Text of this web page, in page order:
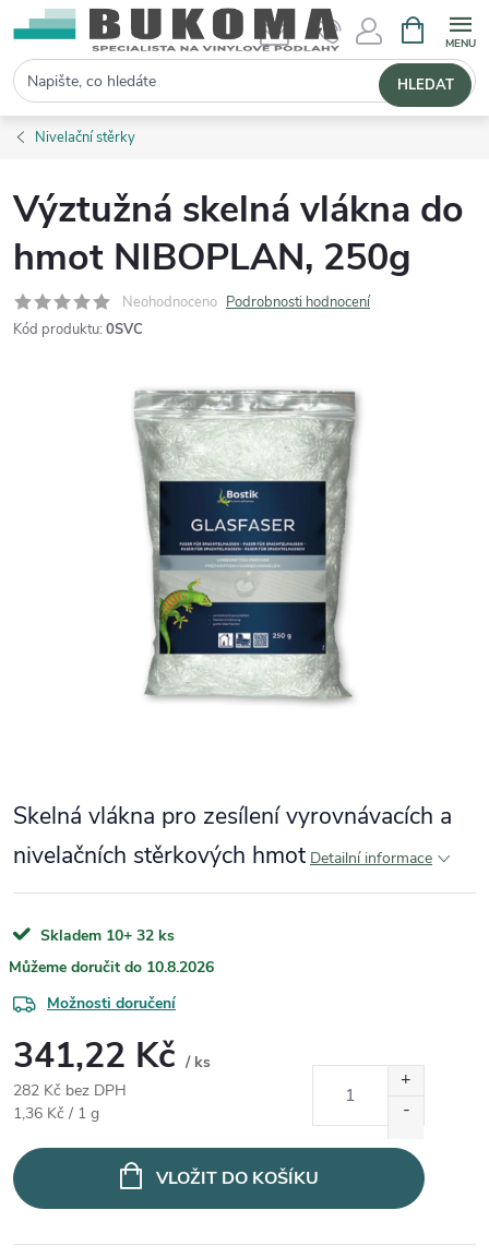
Hledat HLEDAT
Nivelační stěrky
Výztužná skelná vlákna do
hmot NIBOPLAN, 250g
Neohodnoceno Podrobnosti hodnocení
Kód produktu: 0SVC
Skelná vlákna pro zesílení vyrovnávacích a
nivelačních stěrkových hmot Detailní informace
Skladem 10+ 32 ks
10.8.2026
Možnosti doručení
341,22 Kč / ks
282 Kč bez DPH
Měrná cena:
1,36 Kč / 1 g
VLOŽIT DO KOŠÍKU